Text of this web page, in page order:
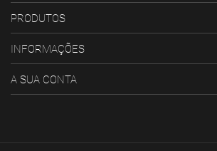
PRODUTOS
INFORMAÇÕES
A SUA CONTA